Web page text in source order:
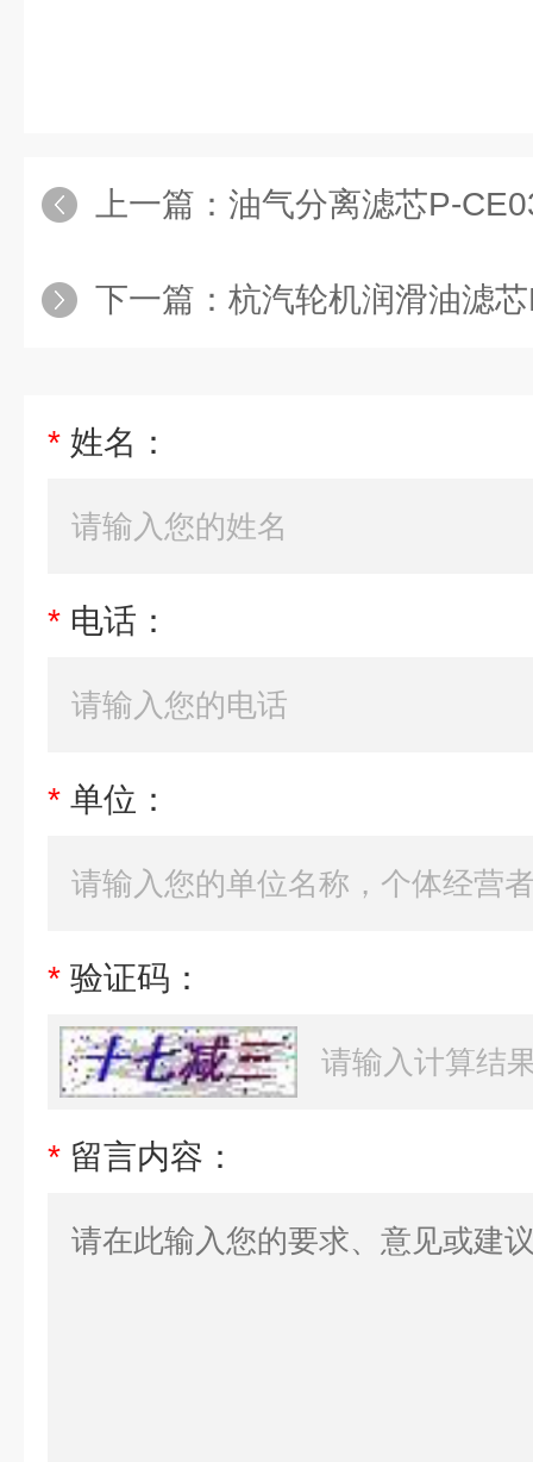
上一篇： 油气分离滤芯P-
下一篇： 杭汽轮机润滑油滤
* 姓名：
* 电话：
* 单位：
* 验证码：
* 留言内容：